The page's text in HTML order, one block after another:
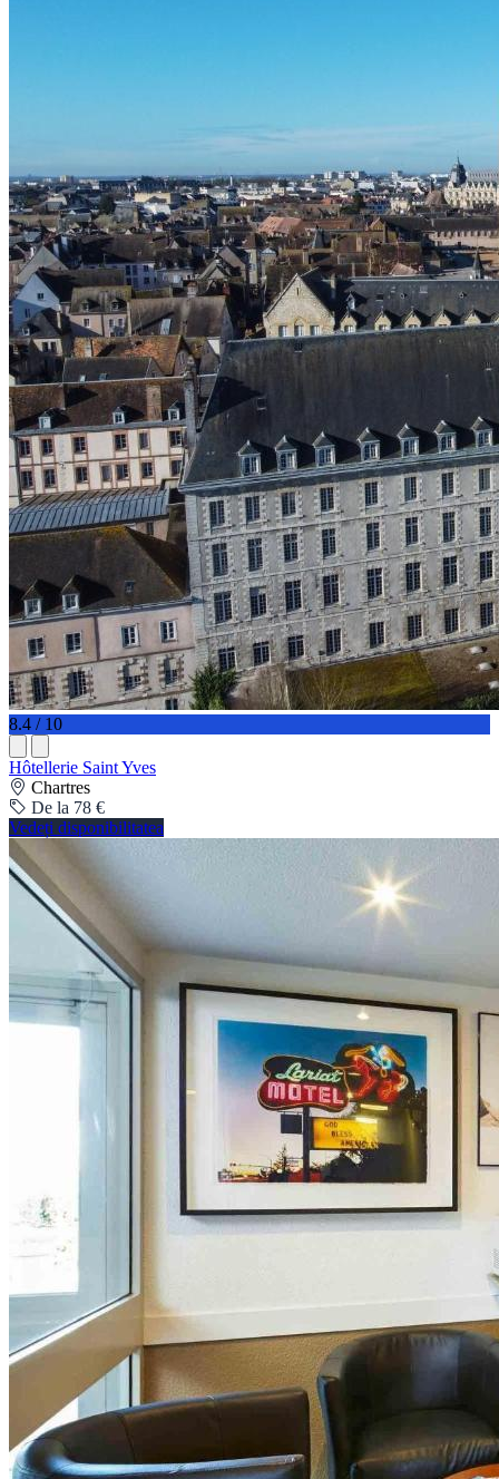
8.4 / 10
Hôtellerie Saint Yves
Chartres
De la 78 €
Vedeți disponibilitatea